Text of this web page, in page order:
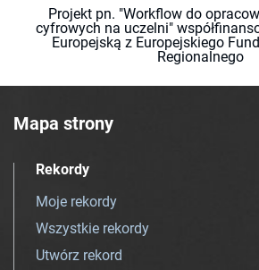
Projekt pn. "Workflow do
cyfrowych na uczelni"
Europejską z Europejskiego
Regionalnego
Mapa strony
Rekordy
Moje rekordy
Wszystkie rekordy
Utwórz rekord